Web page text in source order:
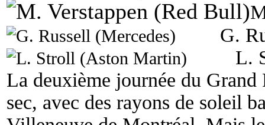
G.
L.
La deuxième journée du
sec, avec des rayons de soleil